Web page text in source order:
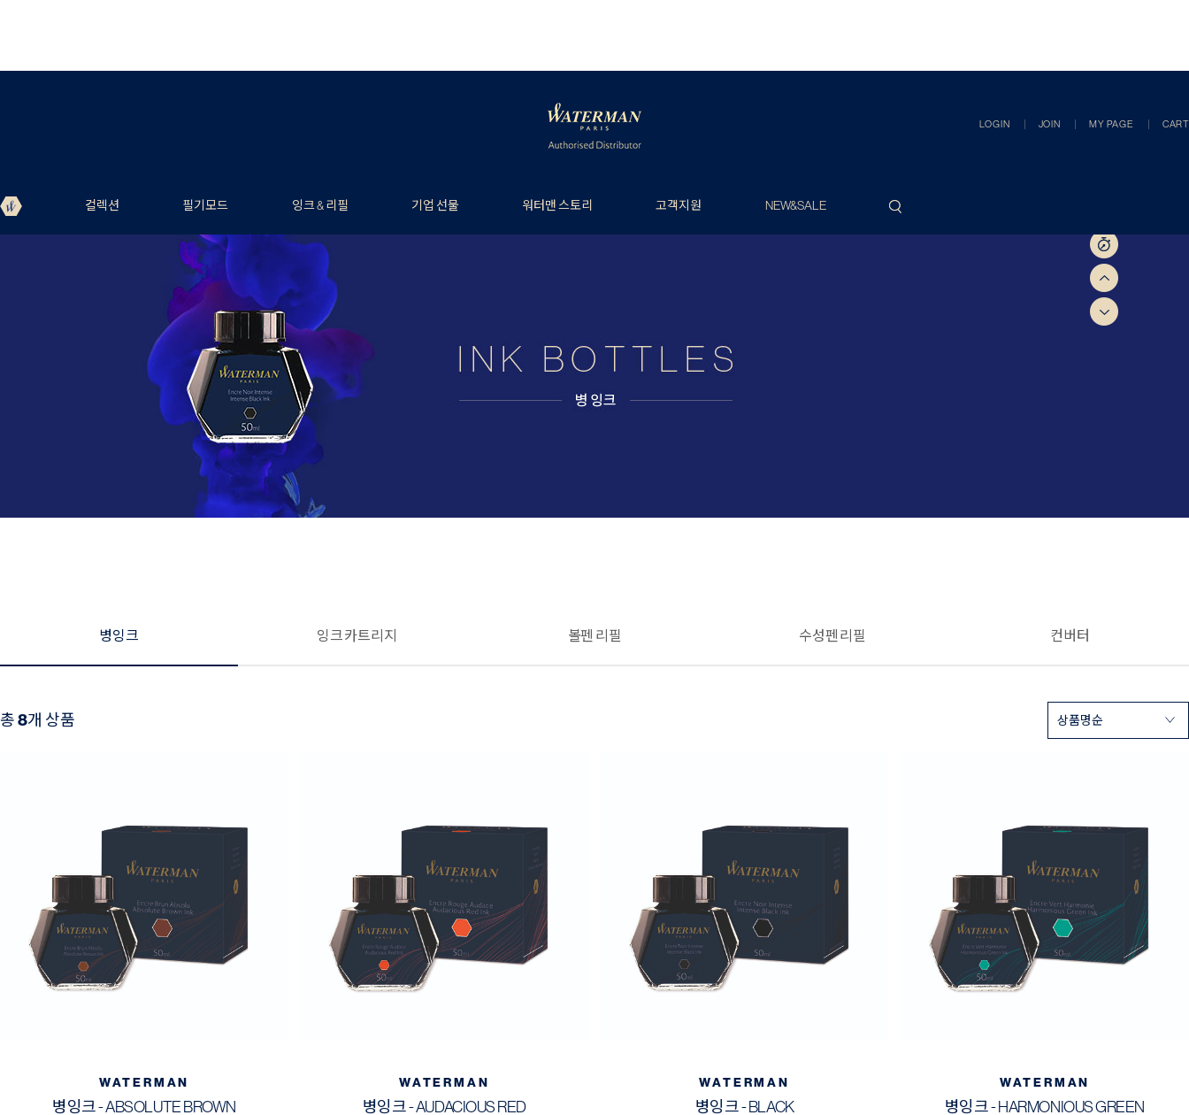
LOGIN JOIN MY PAGE CART
컬렉션 필기모드 잉크 & 리필 기업 선물 워터맨 스토리 고객지원 NEW&SALE
병잉크 잉크 카트리지 볼펜 리필 수성펜 리필 컨버터
총8개 상품
WATERMAN
병잉크 - ABSOLUTE BROWN
WATERMAN
병잉크 - AUDACIOUS RED
WATERMAN
병잉크 - BLACK
WATERMAN
병잉크 - HARMONIOUS GREEN